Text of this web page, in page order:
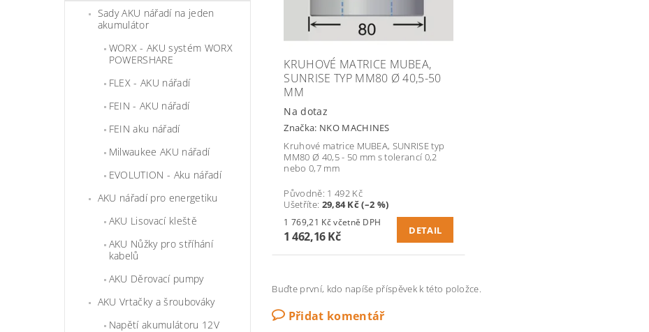
Sady AKU nářadí na jeden
akumulátor
WORX - AKU systém WORX
POWERSHARE
FLEX - AKU nářadí
FEIN - AKU nářadí
FEIN aku nářadí
Milwaukee AKU nářadí
EVOLUTION - Aku nářadí
AKU nářadí pro energetiku
AKU Lisovací kleště
AKU Nůžky pro stříhání
kabelů
AKU Děrovací pumpy
AKU Vrtačky a šroubováky
Napětí akumulátoru 12V
KRUHOVÉ MATRICE MUBEA,
SUNRISE TYP MM80 Ø 40,5-50
MM
Na dotaz
Značka: NKO MACHINES
Kruhové matrice MUBEA, SUNRISE typ
MM80 Ø 40,5 - 50 mm s tolerancí 0,2
nebo 0,7 mm
Původně: 1 492 Kč
Ušetříte: 29,84 Kč (–2 %)
1 769,21 Kč včetně DPH
1 462,16 Kč DETAIL
Buďte první, kdo napíše příspěvek k této položce.
Přidat komentář